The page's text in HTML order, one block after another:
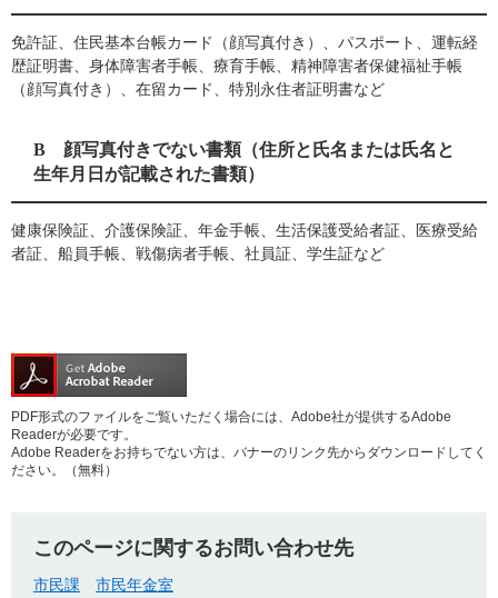
免許証、住民基本台帳カード（顔写真付き）、パスポート、運転経
歴証明書、身体障害者手帳、療育手帳、精神障害者保健福祉手帳
（顔写真付き）、在留カード、特別永住者証明書など
B 顔写真付きでない書類（住所と氏名または氏名と
生年月日が記載された書類）
健康保険証、介護保険証、年金手帳、生活保護受給者証、医療受給
者証、船員手帳、戦傷病者手帳、社員証、学生証など
PDF形式のファイルをご覧いただく場合には、Adobe社が提供するAdobe
Readerが必要です。
Adobe Readerをお持ちでない方は、バナーのリンク先からダウンロードしてく
ださい。（無料）
このページに関するお問い合わせ先
市民課
市民年金室